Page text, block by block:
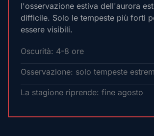
l'osservazione estiva dell'aurora
difficile. Solo le tempeste più forti
essere visibili.
Oscurità: 4-8 ore
Osservazione: solo tempeste
La stagione riprende: fine agosto